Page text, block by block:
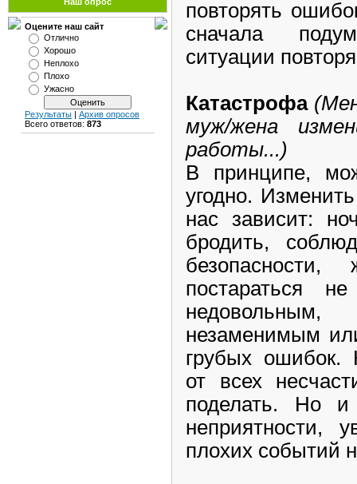
Оцените наш сайт
Отлично
Хорошо
Неплохо
Плохо
Ужасно
Результаты | Архив опросов
Всего ответов: 873
повторять
сначала
ситуации
Катастрофа
муж/жена
работы...)
В принципе,
угодно.
нас зависит:
бродить,
постараться
незаменимым
грубых ошибок.
от всех
поделать. Но
неприятности,
плохих событий